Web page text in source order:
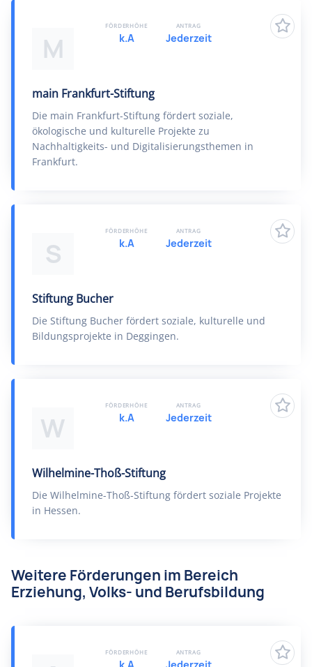
M
main Frankfurt-Stiftung
Die main Frankfurt-Stiftung fördert soziale,
ökologische und kulturelle Projekte zu
Nachhaltigkeits- und Digitalisierungsthemen in
Frankfurt.
FÖRDERHÖHE
k.A
ANTRAG
Jederzeit
S
Stiftung Bucher
Die Stiftung Bucher fördert soziale, kulturelle und
Bildungsprojekte in Deggingen.
FÖRDERHÖHE
k.A
ANTRAG
Jederzeit
W
Wilhelmine-Thoß-Stiftung
Die Wilhelmine-Thoß-Stiftung fördert soziale Projekte
in Hessen.
FÖRDERHÖHE
k.A
ANTRAG
Jederzeit
Weitere Förderungen im Bereich
Erziehung, Volks- und Berufsbildung
FÖRDERHÖHE ANTRAG